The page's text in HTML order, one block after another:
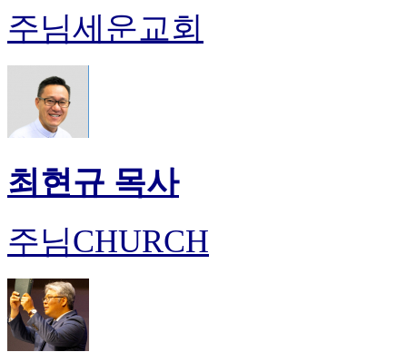
주님세운교회
최현규 목사
주님CHURCH